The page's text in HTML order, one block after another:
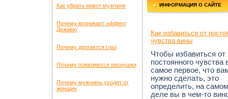
Как убрать живот мужчине
Почему возникает эффект
Дежавю
Почему дергается глаз
Почему появляются веснушки
Почему мужчины уходят от
женщин
ИНФОРМАЦИЯ О САЙТЕ
Как избавиться от
чувства вины
Чтобы избавиться от
постоянного чувства
самое первое, что
нужно сделать, это
определить, на
деле вы в чем-то